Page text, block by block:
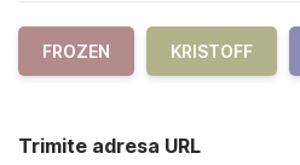
FROZEN KRISTOFF
Trimite adresa URL